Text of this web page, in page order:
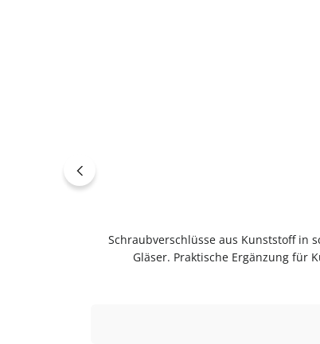
Schraubverschlüsse aus Kunststoff in schwarz – als Ersatz-Verschluss für Flaschen & GläserSchraubverschlüsse in schwarz als Ersatz-Verschluss für Flaschen &
Gläser. Praktische Ergänzung für
KunststoffFarbe: